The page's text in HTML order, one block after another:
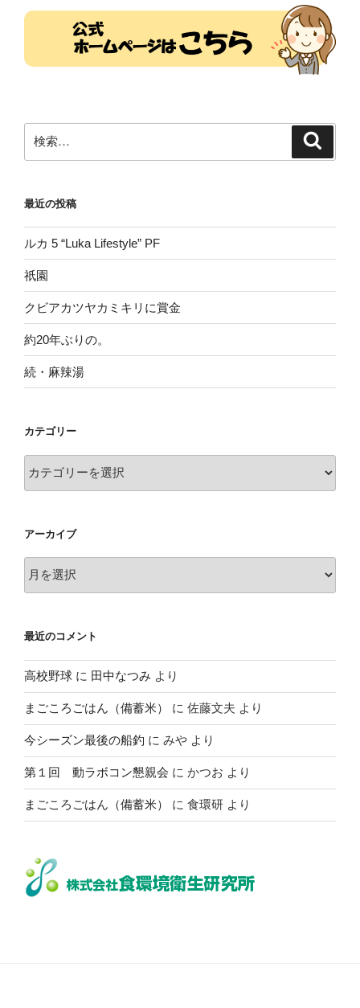
索:
最近の投稿
ルカ 5 “Luka Lifestyle” PF
祇園
クビアカツヤカミキリに賞金
約20年ぶりの。
続・麻辣湯
カテゴリー
テ
ー
アーカイブ
ー
ブ
最近のコメント
高校野球 に 田中なつみ より
まごころごはん（備蓄米） に 佐藤文夫 より
今シーズン最後の船釣 に みや より
第１回 動ラボコン懇親会 に かつお より
まごころごはん（備蓄米） に 食環研 より